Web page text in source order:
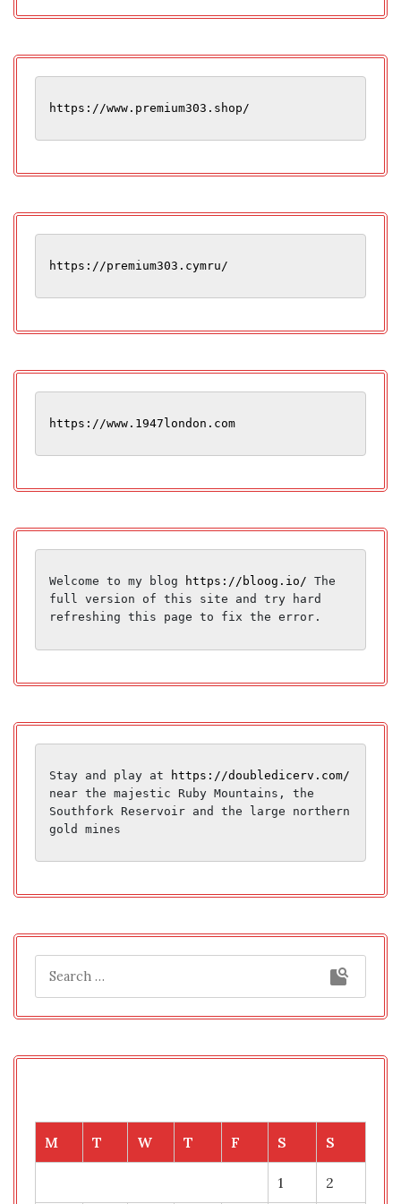
https://www.premium303.shop/
https://premium303.cymru/
https://www.1947london.com
Welcome to my blog https://bloog.io/ The
full version of this site and try hard
refreshing this page to fix the error.
Stay and play at
https://doubledicerv.com/
near the majestic Ruby Mountains, the
Southfork Reservoir and the large northern
gold mines
M T W T F S S
1 2